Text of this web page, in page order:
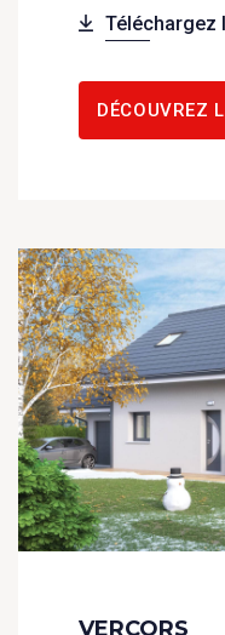
Téléchargez
DÉCOUVREZ
VERCORS